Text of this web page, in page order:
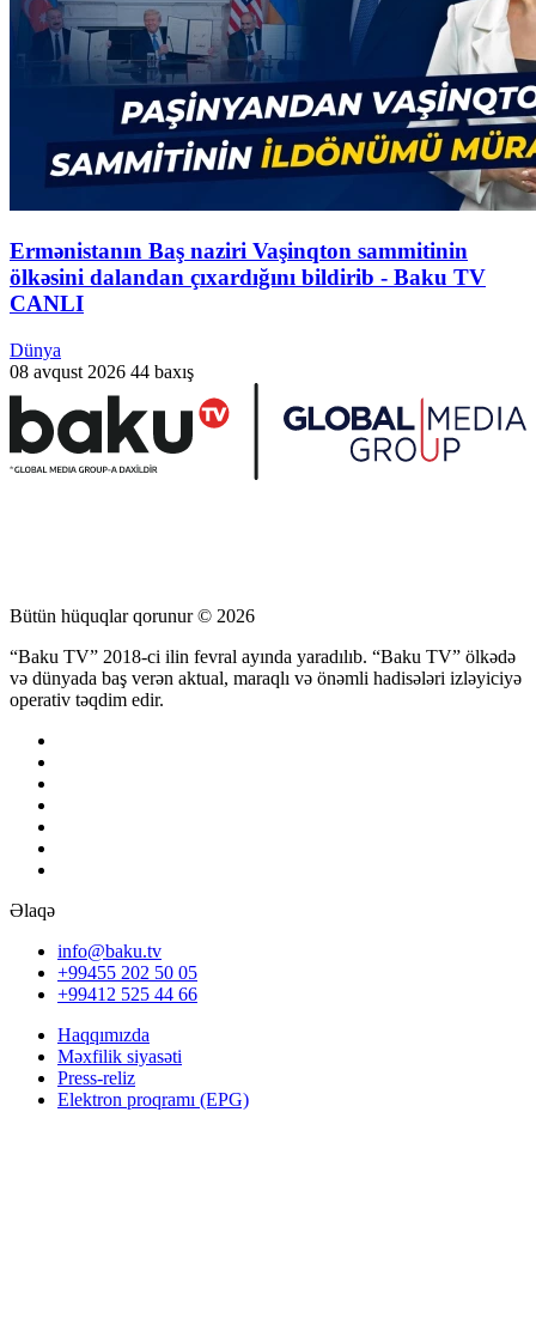
Ermənistanın Baş naziri Vaşinqton sammitinin
ölkəsini dalandan çıxardığını bildirib - Baku TV
CANLI
Dünya
08 avqust 2026 44 baxış
Bütün hüquqlar qorunur © 2026
“Baku TV” 2018-ci ilin fevral ayında yaradılıb. “Baku TV” ölkədə
və dünyada baş verən aktual, maraqlı və önəmli hadisələri izləyiciyə
operativ təqdim edir.
Əlaqə
info@baku.tv
+99455 202 50 05
+99412 525 44 66
Haqqımızda
Məxfilik siyasəti
Press-reliz
Elektron proqramı (EPG)